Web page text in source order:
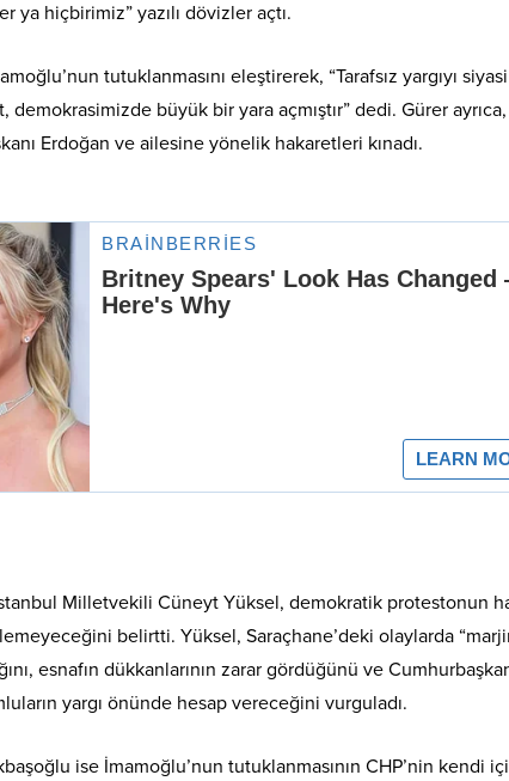
ya hiçbirimiz” yazılı dövizler açtı.
tutuklanmasını eleştirerek, “Tarafsız yargıyı siyasi
büyük bir yara açmıştır” dedi. Gürer ayrıca,
Erdoğan ve ailesine yönelik hakaretleri kınadı.
Milletvekili Cüneyt Yüksel, demokratik protestonun
belirtti. Yüksel, Saraçhane’deki olaylarda
esnafın dükkanlarının zarar gördüğünü ve
yargı önünde hesap vereceğini vurguladı.
ise İmamoğlu’nun tutuklanmasının CHP’nin kendi